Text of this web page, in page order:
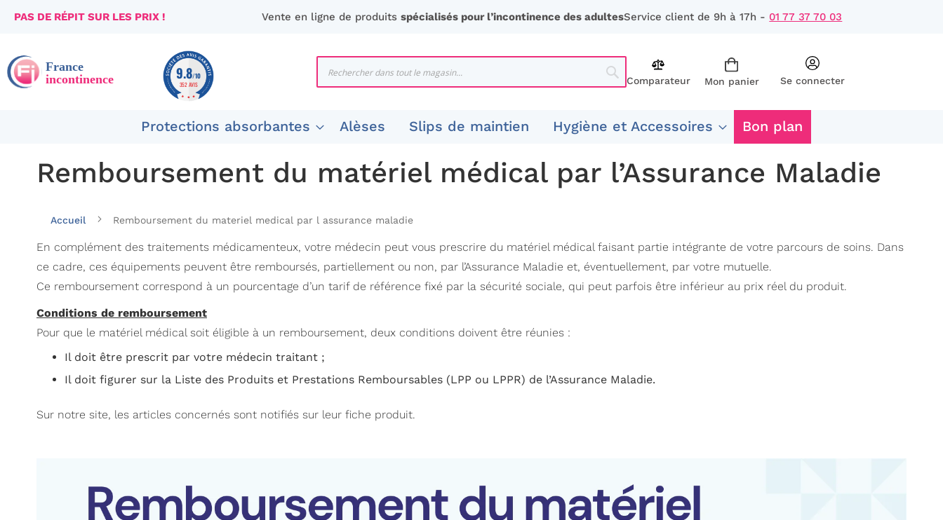
Aller
PAS DE RÉPIT SUR LES PRIX ! Vente en ligne de produitsspécialisés pour l’incontinence des adultesService client de 9h à 17h - 01 77 37 70 03
Chercher
Comparateur Mon panier Se connecter
Protections absorbantes Alèses Slips de maintien Hygiène et Accessoires Bon plan
Remboursement du matériel médical par l’Assurance Maladie
Accueil Remboursement du materiel medical par l assurance maladie
En complément des traitements médicamenteux, votre médecin peut vous prescrire du matériel médical faisant partie intégrante de votre parcours de soins. Dans
ce cadre, ces équipements peuvent être remboursés, partiellement ou non, par l’Assurance Maladie et, éventuellement, par votre mutuelle.
Ce remboursement correspond à un pourcentage d’un tarif de référence fixé par la sécurité sociale, qui peut parfois être inférieur au prix réel du produit.
Conditions de remboursement
Pour que le matériel médical soit éligible à un remboursement, deux conditions doivent être réunies :
Il doit être prescrit par votre médecin traitant ;
Il doit figurer sur la Liste des Produits et Prestations Remboursables (LPP ou LPPR) de l’Assurance Maladie.
Sur notre site, les articles concernés sont notifiés sur leur fiche produit.
9.8/10
352 AVIS